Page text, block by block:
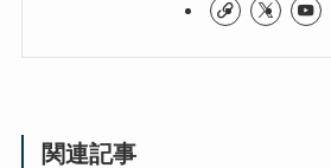
関連記事